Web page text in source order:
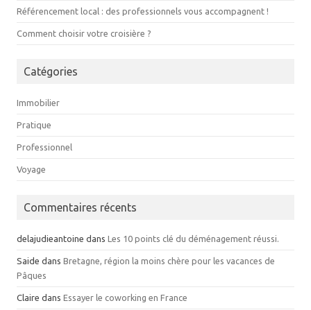
Référencement local : des professionnels vous accompagnent !
Comment choisir votre croisière ?
Catégories
Immobilier
Pratique
Professionnel
Voyage
Commentaires récents
delajudieantoine dans Les 10 points clé du déménagement réussi.
Saide dans Bretagne, région la moins chère pour les vacances de
Pâques
Claire dans Essayer le coworking en France